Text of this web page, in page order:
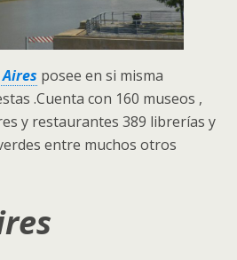
posee en si misma
.Cuenta con 160 museos ,
y restaurantes 389 librerías y
entre muchos otros